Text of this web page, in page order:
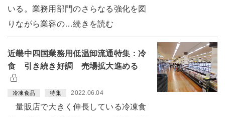
いる。業務用部門のさらなる強化を図
りながら業容の…続きを読む
近畿中四国業務用低温卸流通特集：冷
食 引き続き好調 売場拡大進める
冷凍食品 特集 2022.06.04
量販店で大きく伸長している冷凍食